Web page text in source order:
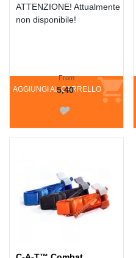
ATTENZIONE! Attualmente
non disponibile!
AGGIUNGI AL CARRELLO
From
5,40